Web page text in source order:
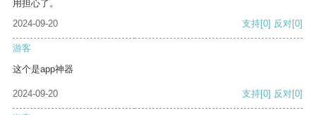
用担心了。
2024-09-20
支持[0] 反对[0]
游客
这个是app神器
2024-09-20 支持[0] 反对[0]